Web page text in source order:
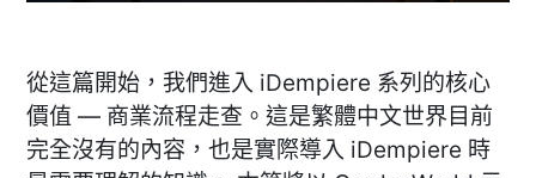
從這篇開始，我們進入 iDempiere 系列的核心
價值 — 商業流程走查。這是繁體中文世界目前
完全沒有的內容，也是實際導入 iDempiere 時